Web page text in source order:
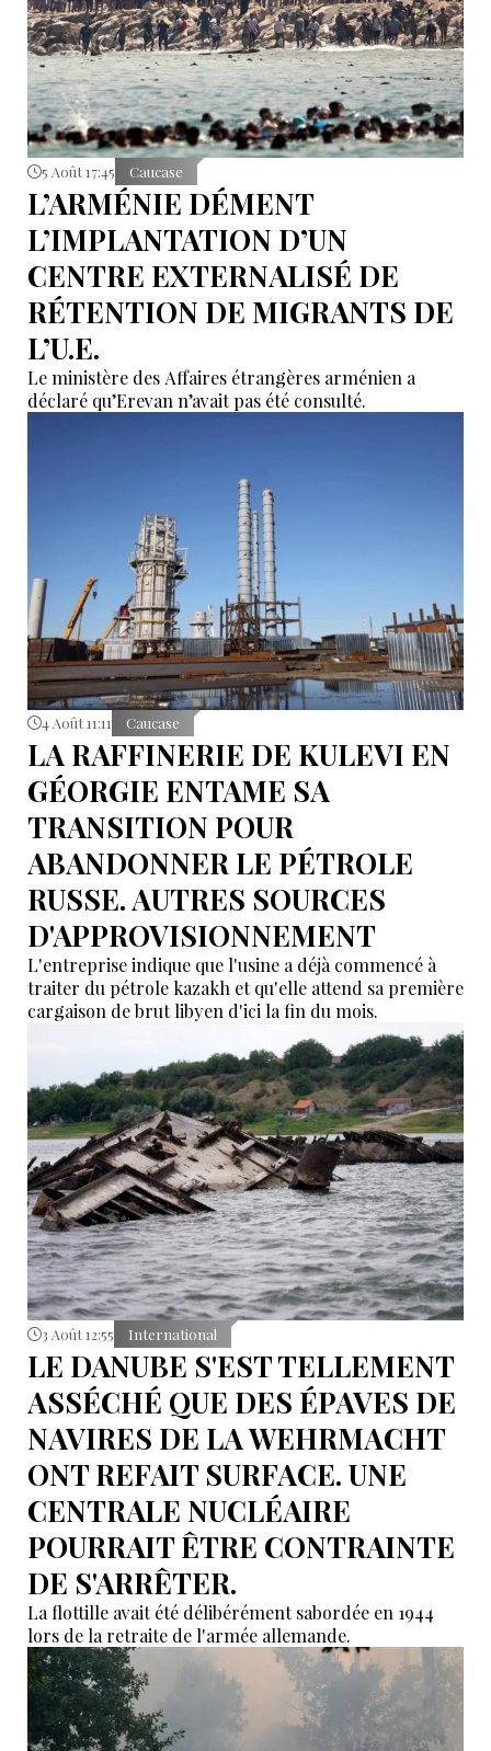
5 Août 17:45 Caucase
L’ARMÉNIE DÉMENT
L’IMPLANTATION D’UN
CENTRE EXTERNALISÉ DE
RÉTENTION DE MIGRANTS DE
L’U.E.
Le ministère des Affaires étrangères arménien a
déclaré qu’Erevan n’avait pas été consulté.
4 Août 11:11 Caucase
LA RAFFINERIE DE KULEVI EN
GÉORGIE ENTAME SA
TRANSITION POUR
ABANDONNER LE PÉTROLE
RUSSE. AUTRES SOURCES
D'APPROVISIONNEMENT
L'entreprise indique que l'usine a déjà commencé à
traiter du pétrole kazakh et qu'elle attend sa première
cargaison de brut libyen d'ici la fin du mois.
3 Août 12:55 International
LE DANUBE S'EST TELLEMENT
ASSÉCHÉ QUE DES ÉPAVES DE
NAVIRES DE LA WEHRMACHT
ONT REFAIT SURFACE. UNE
CENTRALE NUCLÉAIRE
POURRAIT ÊTRE CONTRAINTE
DE S'ARRÊTER.
La flottille avait été délibérément sabordée en 1944
lors de la retraite de l'armée allemande.